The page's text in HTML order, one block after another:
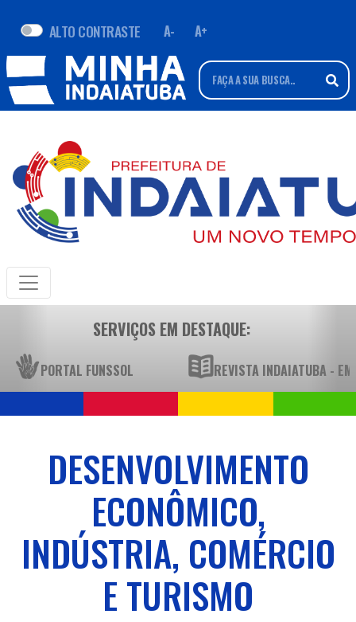
ALTO CONTRASTE A- A+
SERVIÇOS EM DESTAQUE:
PORTAL FUNSSOL REVISTA INDAIATUBA -
DESENVOLVIMENTO
ECONÔMICO,
INDÚSTRIA, COMÉRCIO
E TURISMO